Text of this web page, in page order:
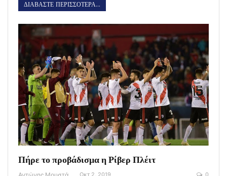
ΔΙΑΒΑΣΤΕ ΠΕΡΙΣΣΟΤΕΡΑ...
Πήρε το προβάδισμα η Ρίβερ Πλέιτ